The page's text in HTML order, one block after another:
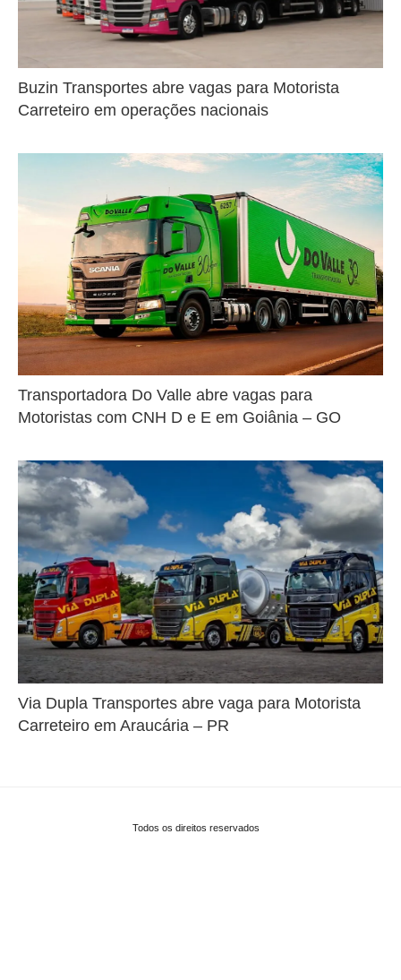
Buzin Transportes abre vagas para Motorista
Carreteiro em operações nacionais
Transportadora Do Valle abre vagas para
Motoristas com CNH D e E em Goiânia – GO
Via Dupla Transportes abre vaga para Motorista
Carreteiro em Araucária – PR
Todos os direitos reservados